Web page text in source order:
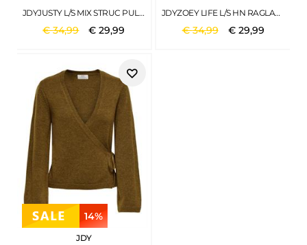
JDYJUSTY L/S MIX STRUC PULLOVER KNT NOOS BLACK
€34,99 €29,99
JDYZOEY LIFE L/S HN RAGLAN PUL KNT NOOS LIGHT GREY MELANGE
€34,99 € 29,99
14%
JDY